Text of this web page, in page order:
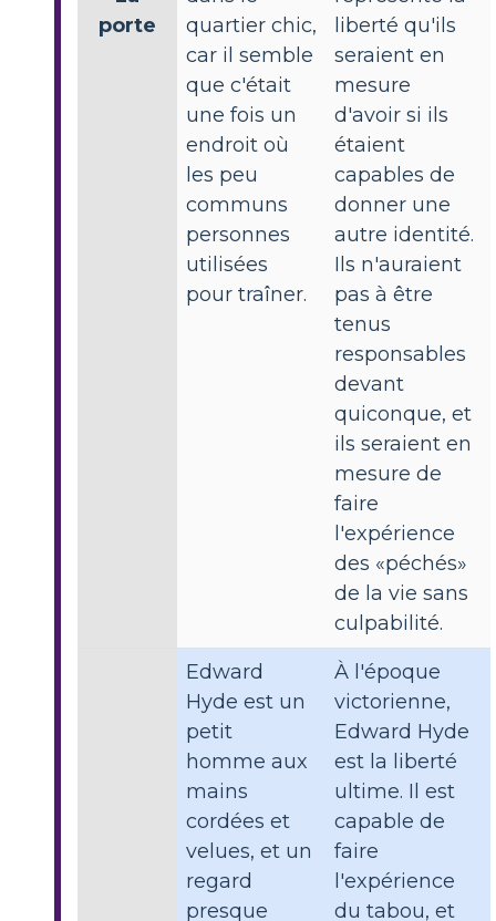
porte
quartier chic,
car il semble
que c'était
une fois un
endroit où
les peu
communs
personnes
utilisées
pour traîner.
liberté qu'ils
seraient en
mesure
d'avoir si ils
étaient
capables de
donner une
autre identité.
Ils n'auraient
pas à être
tenus
responsables
devant
quiconque, et
ils seraient en
mesure de
faire
l'expérience
des «péchés»
de la vie sans
culpabilité.
Edward
Hyde est un
petit
homme aux
mains
cordées et
velues, et un
regard
presque
À l'époque
victorienne,
Edward Hyde
est la liberté
ultime. Il est
capable de
faire
l'expérience
du tabou, et